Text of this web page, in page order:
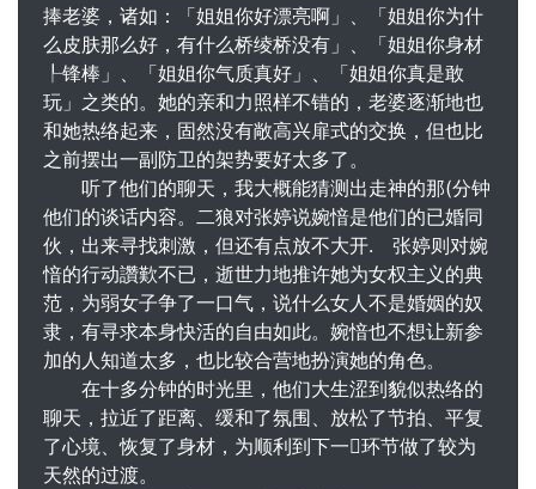
捧老婆，诸如：「姐姐你好漂亮啊」、「姐姐你为什
么皮肤那么好，有什么桥绫桥没有」、「姐姐你身材
┞锋棒」、「姐姐你气质真好」、「姐姐你真是敢
玩」之类的。她的亲和力照样不错的，老婆逐渐地也
和她热络起来，固然没有敞高兴扉式的交换，但也比
之前摆出一副防卫的架势要好太多了。
听了他们的聊天，我大概能猜测出走神的那(分钟
他们的谈话内容。二狼对张婷说婉愔是他们的已婚同
伙，出来寻找刺激，但还有点放不大开. 张婷则对婉
愔的行动讚歎不已，逝世力地推许她为女权主义的典
范，为弱女子争了一口气，说什么女人不是婚姻的奴
隶，有寻求本身快活的自由如此。婉愔也不想让新参
加的人知道太多，也比较合营地扮演她的角色。
在十多分钟的时光里，他们大生涩到貌似热络的
聊天，拉近了距离、缓和了氛围、放松了节拍、平复
了心境、恢复了身材，为顺利到下一环节做了较为
天然的过渡。